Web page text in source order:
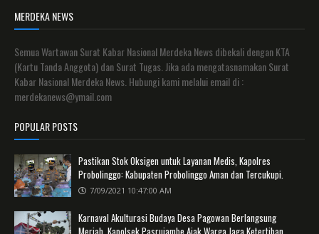
MERDEKA NEWS
Semua Wartawan Surat Kabar Nasional Merdeka News dibekali dengan KTA
(Kartu Tanda Anggota) dan Surat Tugas. Jika ada mengatasnamakan Surat
Kabar Nasional Merdeka News. Hubungi kami melalui email di :
merdekanews@ymail.com
POPULAR POSTS
Pastikan Stok Oksigen untuk Layanan Medis, Kapolres
Probolinggo: Kabupaten Probolinggo Aman dan Tercukupi.
7/09/2021 10:47:00 AM
Karnaval Akulturasi Budaya Desa Pagowan Berlangsung